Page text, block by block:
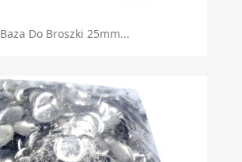
Baza Do Broszki 25mm...